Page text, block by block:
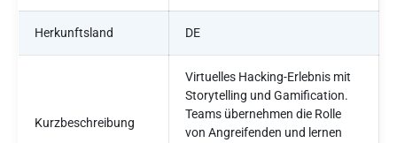
Herkunftsland DE
Kurzbeschreibung
Virtuelles Hacking-Erlebnis mit
Storytelling und Gamification.
Teams übernehmen die Rolle
von Angreifenden und lernen